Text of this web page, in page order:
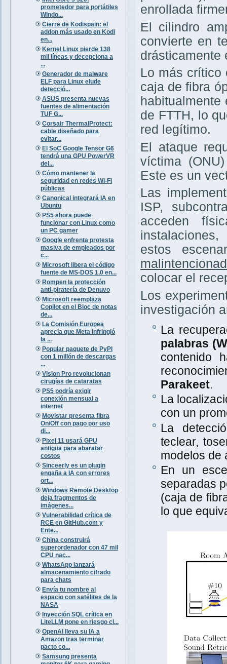
prometedor para portátiles
Windo...
Cierre de Kodispain: el
addon más usado en Kodi
en...
Kernel Linux pierde 138
mil líneas y decepciona a
...
Generador de malware
ELF para Linux elude
detecció...
ASUS presenta nuevas
fuentes de alimentación
TUF G...
Corsair ThermalProtect:
cable diseñado para
evitar...
El SoC Google Tensor G6
tendrá una GPU PowerVR
del...
Cómo mantener la
seguridad en redes Wi-Fi
públicas
Canonical integrará IA en
Ubuntu
PS5 ahora puede
funcionar con Linux como
un PC gamer
Google enfrenta protesta
masiva de empleados por
c...
Microsoft libera el código
fuente de MS-DOS 1.0 en...
Rompen la protección
anti-piratería de Denuvo
Microsoft reemplaza
Copilot en el Bloc de notas
de...
La Comisión Europea
aprecia que Meta infringió
la ...
Popular paquete de PyPI
con 1 millón de descargas
...
Vision Pro revolucionan
cirugías de cataratas
PS5 podría exigir
conexión mensual a
internet
Movistar presenta fibra
On/Off con pago por uso
di...
Pixel 11 usará GPU
antigua para abaratar
costos
Sinceerly es un plugin
engaña a IA con errores
ort...
Windows Remote Desktop
deja fragmentos de
imágenes...
Vulnerabilidad crítica de
RCE en GitHub.com y
Ente...
China construirá
superordenador con 47 mil
CPU nac...
WhatsApp lanzará
almacenamiento cifrado
para chats
Envía tu nombre al
espacio con satélites de la
NASA
Inyección SQL crítica en
LiteLLM pone en riesgo cl...
OpenAI lleva su IA a
Amazon tras terminar
pacto co...
Samsung presenta
enrollada
El cilindro
convierte en
drásticamente
Lo más crítico
caja de fibra
de FTTH, lo
red legítimo.
El ataque
víctima
Este es un
Las
ISP,
acceden
estos
colocar el
Los
investigación
La
palabras
contenido
Parakeet.
La
con un
La
teclear,
modelos de
En un
separadas
(caja de
lo que